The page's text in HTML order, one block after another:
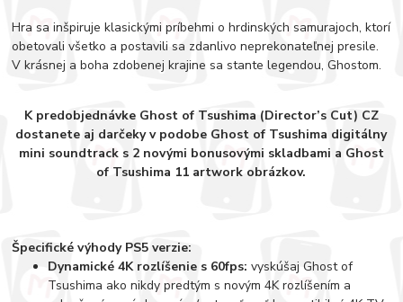
Hra sa inšpiruje klasickými príbehmi o hrdinských samurajoch, ktorí
obetovali všetko a postavili sa zdanlivo neprekonateľnej presile.
V krásnej a boha zdobenej krajine sa stante legendou, Ghostom.
K predobjednávke Ghost of Tsushima (Director’s Cut) CZ
dostanete aj darčeky v podobe Ghost of Tsushima digitálny
mini soundtrack s 2 novými bonusovými skladbami a Ghost
of Tsushima 11 artwork obrázkov.
Špecifické výhody PS5 verzie:
Dynamické 4K rozlíšenie s 60fps: vyskúšaj Ghost of
Tsushima ako nikdy predtým s novým 4K rozlíšením a